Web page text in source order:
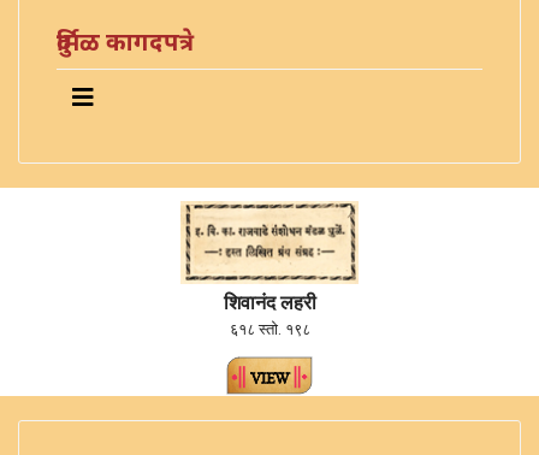
दुर्मिळ कागदपत्रे
शिवानंद लहरी
६१८ स्तो. १९८